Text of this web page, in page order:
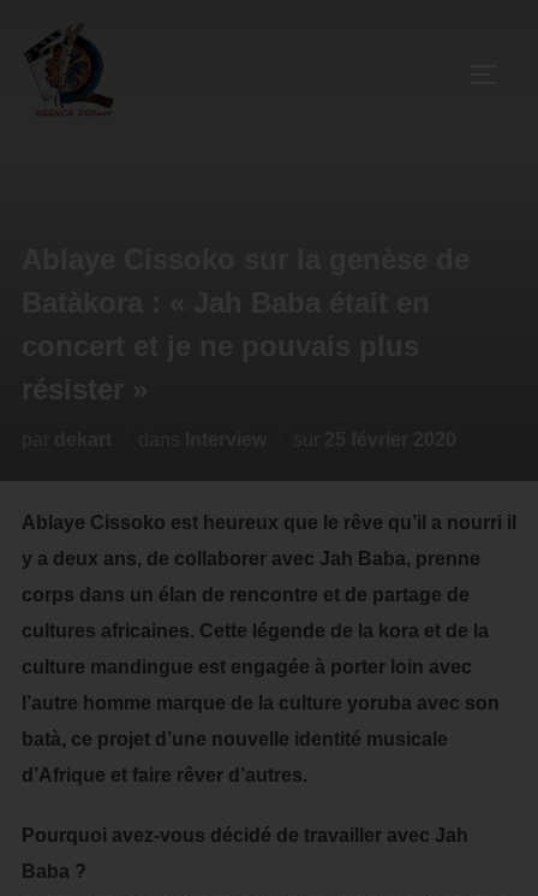
Ablaye Cissoko est heureux que le rêve qu’il a nourri il
y a deux ans, de collaborer avec Jah Baba, prenne
corps dans un élan de rencontre et de partage de
cultures africaines. Cette légende de la kora et de la
culture mandingue est engagée à porter loin avec
l’autre homme marque de la culture yoruba avec son
batà, ce projet d’une nouvelle identité musicale
d’Afrique et faire rêver d’autres.
Pourquoi avez-vous décidé de travailler avec Jah
Baba ?